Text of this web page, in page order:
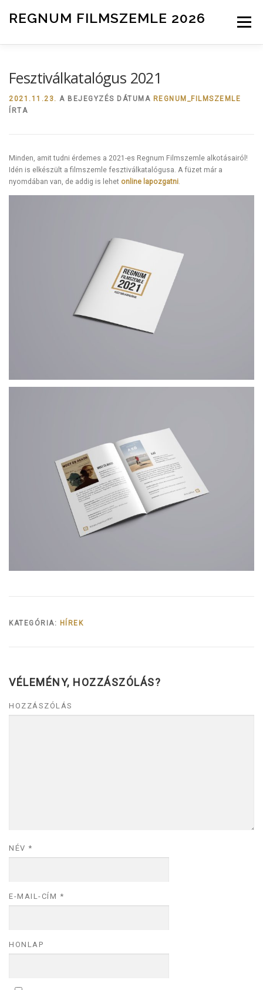
REGNUM FILMSZEMLE 2026 Menü
Fesztiválkatalógus 2021
2021.11.23. A BEJEGYZÉS DÁTUMA REGNUM_FILMSZEMLE
ÍRTA
Minden, amit tudni érdemes a 2021-es Regnum Filmszemle alkotásairól!
Idén is elkészült a filmszemle fesztiválkatalógusa. A füzet már a
nyomdában van, de addig is lehet online lapozgatni.
KATEGÓRIA: HÍREK
VÉLEMÉNY, HOZZÁSZÓLÁS?
HOZZÁSZÓLÁS
NÉV *
E-MAIL-CÍM *
HONLAP